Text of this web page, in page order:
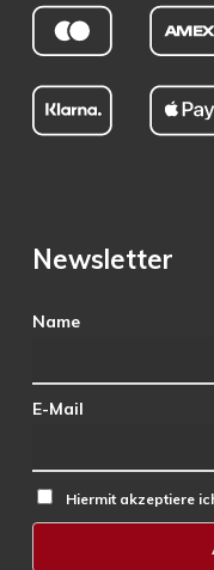
Newsletter
Name
E-Mail
Hiermit akzeptiere